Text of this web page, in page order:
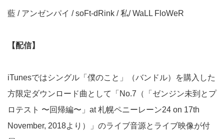
藍 / アンゼンパイ / soFt-dRink / 私/ WaLL FloWeR
【配信】
iTunesではシングル「僕のこと」（バンドル）を購入した
方限定ダウンロード曲として「No.7（「ゼンジン未到とプ
ロテスト 〜回帰編〜」at 札幌ペニーレーン24 on 17th
November, 2018より）」のライブ音源とライブ映像が付